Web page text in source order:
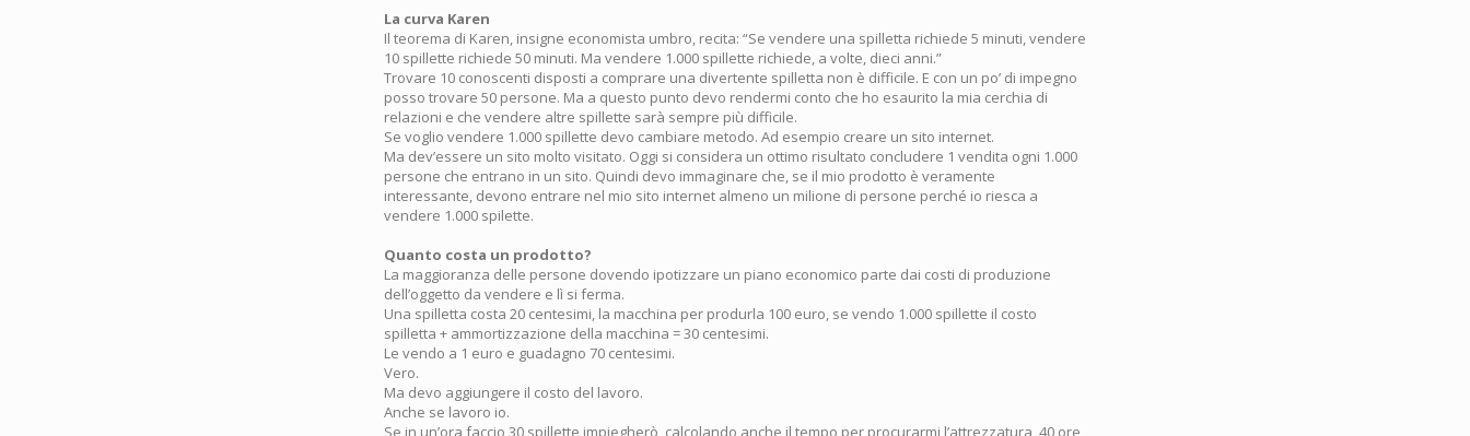
La curva Karen
Il teorema di Karen, insigne economista umbro, recita: “Se vendere una spilletta richiede 5 minuti, vendere
10 spillette richiede 50 minuti. Ma vendere 1.000 spillette richiede, a volte, dieci anni.”
Trovare 10 conoscenti disposti a comprare una divertente spilletta non è difficile. E con un po’ di impegno
posso trovare 50 persone. Ma a questo punto devo rendermi conto che ho esaurito la mia cerchia di
relazioni e che vendere altre spillette sarà sempre più difficile.
Se voglio vendere 1.000 spillette devo cambiare metodo. Ad esempio creare un sito internet.
Ma dev’essere un sito molto visitato. Oggi si considera un ottimo risultato concludere 1 vendita ogni 1.000
persone che entrano in un sito. Quindi devo immaginare che, se il mio prodotto è veramente
interessante, devono entrare nel mio sito internet almeno un milione di persone perché io riesca a
vendere 1.000 spilette.
Quanto costa un prodotto?
La maggioranza delle persone dovendo ipotizzare un piano economico parte dai costi di produzione
dell’oggetto da vendere e lì si ferma.
Una spilletta costa 20 centesimi, la macchina per produrla 100 euro, se vendo 1.000 spillette il costo
spilletta + ammortizzazione della macchina = 30 centesimi.
Le vendo a 1 euro e guadagno 70 centesimi.
Vero.
Ma devo aggiungere il costo del lavoro.
Anche se lavoro io.
Se in un’ora faccio 30 spillette impiegherò, calcolando anche il tempo per procurarmi l’attrezzatura, 40 ore